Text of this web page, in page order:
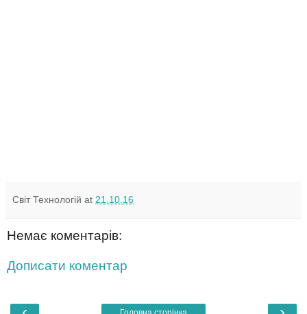
Світ Технологій at 21.10.16
Немає коментарів:
Дописати коментар